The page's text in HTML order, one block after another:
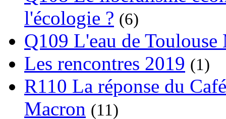
l'écologie ? (6)
Q109 L'eau de
Les rencontres 2019 (1)
R110 La réponse du
Macron (11)